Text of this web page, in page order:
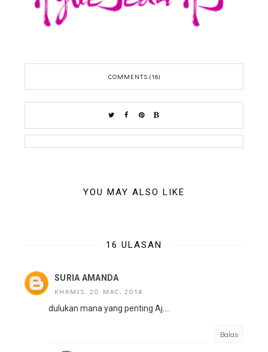
COMMENTS (16)
YOU MAY ALSO LIKE
16 ULASAN
SURIA AMANDA
KHAMIS, 20 MAC, 2014
dulukan mana yang penting Aj....
Balas